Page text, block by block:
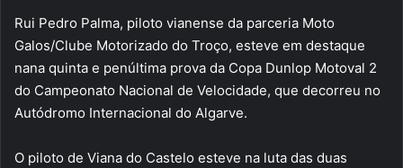
Rui Pedro Palma, piloto vianense da parceria Moto
Galos/Clube Motorizado do Troço, esteve em destaque
nana quinta e penúltima prova da Copa Dunlop Motoval 2
do Campeonato Nacional de Velocidade, que decorreu no
Autódromo Internacional do Algarve.
O piloto de Viana do Castelo esteve na luta das duas